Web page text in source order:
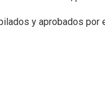
y aprobados por